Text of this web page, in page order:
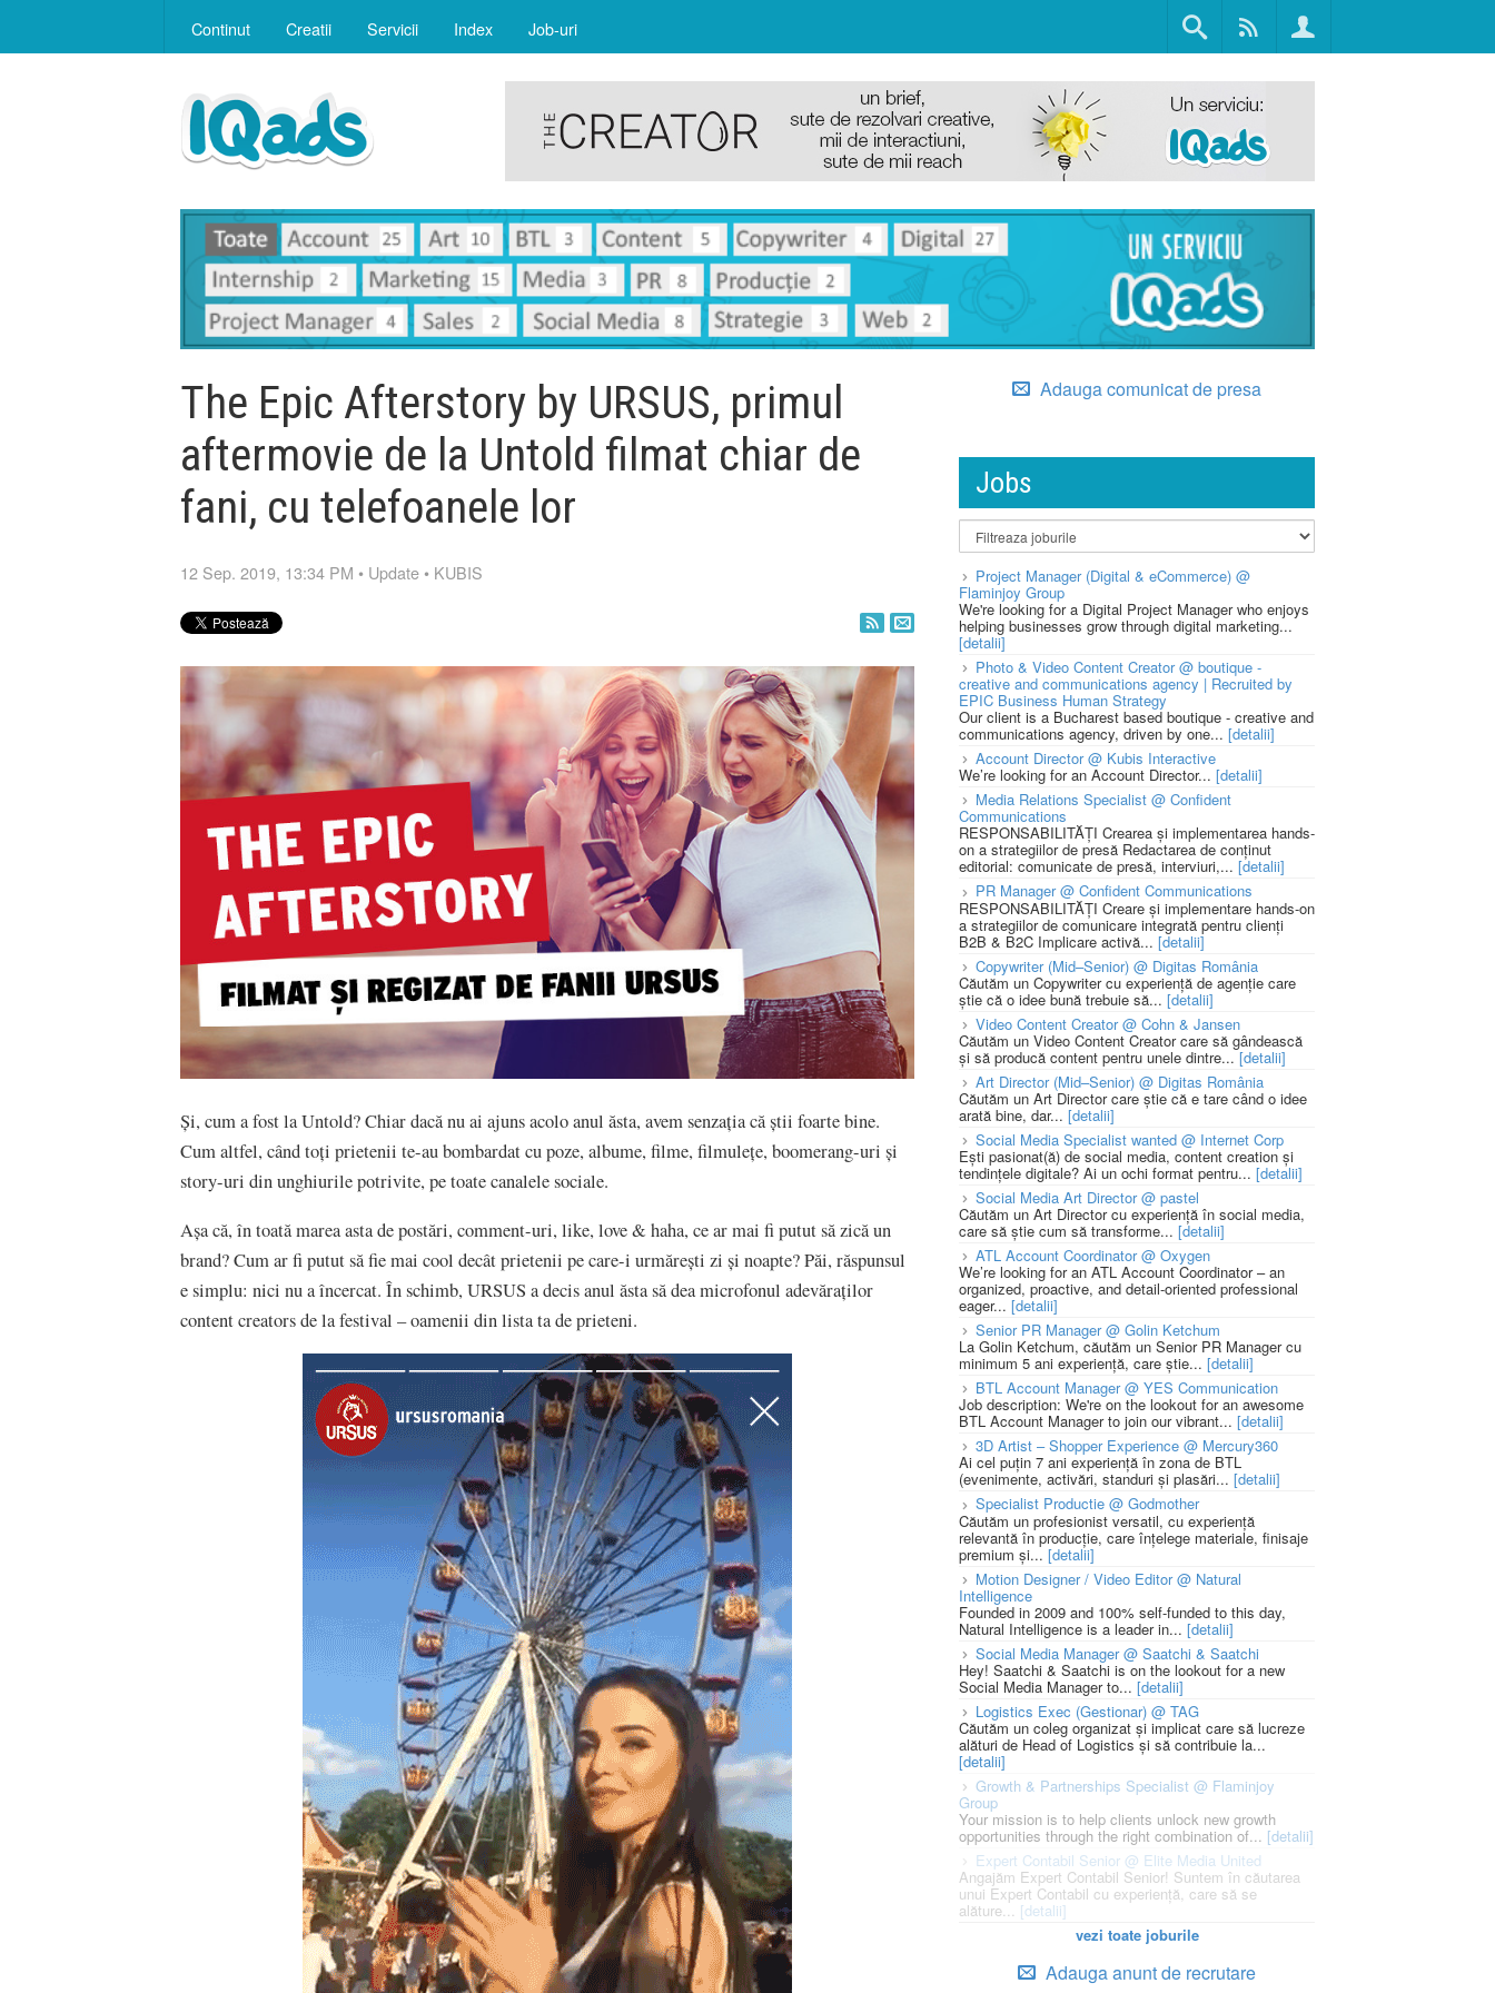
Continut Creatii Servicii Index Job-uri
The Epic Afterstory by URSUS, primul
aftermovie de la Untold filmat chiar de
fani, cu telefoanele lor
12 Sep. 2019, 13:34 PM • Update • KUBIS
Și, cum a fost la Untold? Chiar dacă nu ai ajuns acolo anul ăsta, avem senzația că știi foarte bine.
Cum altfel, când toți prietenii te-au bombardat cu poze, albume, filme, filmulețe, boomerang-uri și
story-uri din unghiurile potrivite, pe toate canalele sociale.
Așa că, în toată marea asta de postări, comment-uri, like, love & haha, ce ar mai fi putut să zică un
brand? Cum ar fi putut să fie mai cool decât prietenii pe care-i urmărești zi și noapte? Păi, răspunsul
e simplu: nici nu a încercat. În schimb, URSUS a decis anul ăsta să dea microfonul adevăraților
content creators de la festival – oamenii din lista ta de prieteni.
Adauga comunicat de presa
Jobs
Project Manager (Digital & eCommerce) @
Flaminjoy Group
We're looking for a Digital Project Manager who enjoys
helping businesses grow through digital marketing...
[detalii]
Photo & Video Content Creator @ boutique -
creative and communications agency | Recruited by
EPIC Business Human Strategy
Our client is a Bucharest based boutique - creative and
communications agency, driven by one... [detalii]
Account Director @ Kubis Interactive
We’re looking for an Account Director... [detalii]
Media Relations Specialist @ Confident
Communications
RESPONSABILITĂȚI Crearea și implementarea hands-
on a strategiilor de presă Redactarea de conținut
editorial: comunicate de presă, interviuri,... [detalii]
PR Manager @ Confident Communications
RESPONSABILITĂȚI Creare și implementare hands-on
a strategiilor de comunicare integrată pentru clienți
B2B & B2C Implicare activă... [detalii]
Copywriter (Mid–Senior) @ Digitas România
Căutăm un Copywriter cu experiență de agenție care
știe că o idee bună trebuie să... [detalii]
Video Content Creator @ Cohn & Jansen
Căutăm un Video Content Creator care să gândească
și să producă content pentru unele dintre...[detalii]
Art Director (Mid–Senior) @ Digitas România
Căutăm un Art Director care știe că e tare când o idee
arată bine, dar... [detalii]
Social Media Specialist wanted @ Internet Corp
Ești pasionat(ă) de social media, content creation și
tendințele digitale? Ai un ochi format pentru... [detalii]
Social Media Art Director @ pastel
Căutăm un Art Director cu experiență în social media,
care să știe cum să transforme... [detalii]
ATL Account Coordinator @ Oxygen
We’re looking for an ATL Account Coordinator – an
organized, proactive, and detail-oriented professional
eager... [detalii]
Senior PR Manager @ Golin Ketchum
La Golin Ketchum, căutăm un Senior PR Manager cu
minimum 5 ani experiență, care știe... [detalii]
BTL Account Manager @ YES Communication
Job description: We're on the lookout for an awesome
BTL Account Manager to join our vibrant... [detalii]
3D Artist – Shopper Experience @ Mercury360
Ai cel puțin 7 ani experiență în zona de BTL
(evenimente, activări, standuri și plasări... [detalii]
Specialist Productie @ Godmother
Căutăm un profesionist versatil, cu experiență
relevantă în producție, care înțelege materiale, finisaje
premium și... [detalii]
Motion Designer / Video Editor @ Natural
Intelligence
Founded in 2009 and 100% self-funded to this day,
Natural Intelligence is a leader in... [detalii]
Social Media Manager @ Saatchi & Saatchi
Hey! Saatchi & Saatchi is on the lookout for a new
Social Media Manager to... [detalii]
Logistics Exec (Gestionar) @ TAG
Căutăm un coleg organizat și implicat care să lucreze
alături de Head of Logistics și să contribuie la...
[detalii]
Growth & Partnerships Specialist @ Flaminjoy
Group
Your mission is to help clients unlock new growth
opportunities through the right combination of... [detalii]
Expert Contabil Senior @ Elite Media United
Angajăm Expert Contabil Senior! Suntem în căutarea
unui Expert Contabil cu experiență, care să se
alăture... [detalii]
vezi toate joburile
Adauga anunt de recrutare